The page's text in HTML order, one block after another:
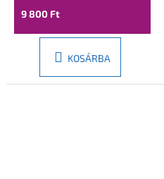
9 800 Ft
KOSÁRBA